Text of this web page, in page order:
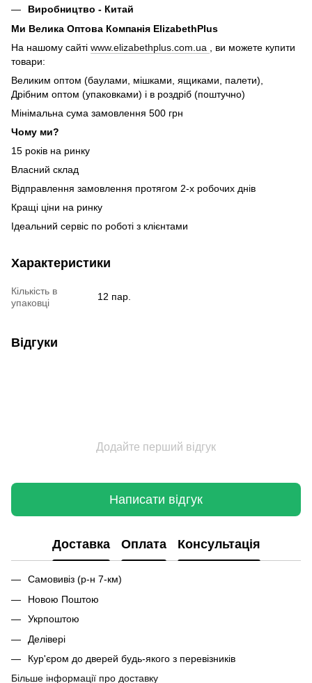
Виробництво - Китай
Ми Велика Оптова Компанія ElizabethPlus
На нашому сайті www.elizabethplus.com.ua , ви можете купити
товари:
Великим оптом (баулами, мішками, ящиками, палети),
Дрібним оптом (упаковками) і в роздріб (поштучно)
Мінімальна сума замовлення 500 грн
Чому ми?
15 років на ринку
Власний склад
Відправлення замовлення протягом 2-х робочих днів
Кращі ціни на ринку
Ідеальний сервіс по роботі з клієнтами
Характеристики
Кількість в
упаковці
12 пар.
Відгуки
Додайте перший відгук
Написати відгук
Доставка Оплата Консультація
Самовивіз (р-н 7-км)
Новою Поштою
Укрпоштою
Делівері
Кур'єром до дверей будь-якого з перевізників
Більше інформації про доставку